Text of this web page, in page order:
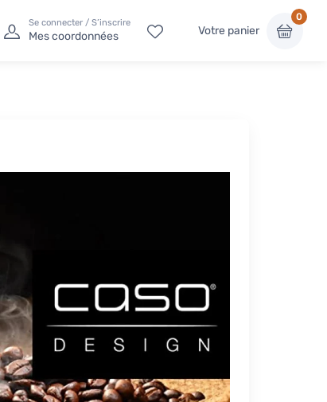
Se connecter / S’inscrire
Mes coordonnées Votre panier
0